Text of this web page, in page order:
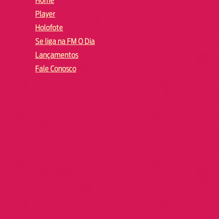
Player
Holofote
Se liga na FM O Dia
Lançamentos
Fale Conosco